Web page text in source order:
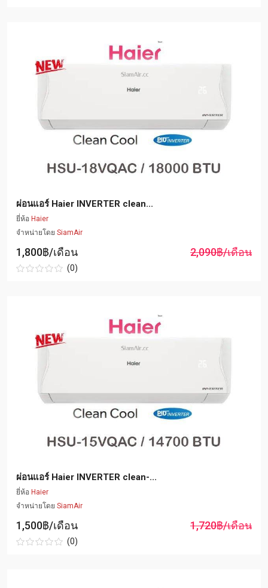
ผ่อนแอร์ Haier INVERTER clean...
ยี่ห้อ Haier
จำหน่ายโดย SiamAir
1,800฿/เดือน 2,090฿/เดือน
(0)
ผ่อนแอร์ Haier INVERTER clean-...
ยี่ห้อ Haier
จำหน่ายโดย SiamAir
1,500฿/เดือน 1,720฿/เดือน
(0)